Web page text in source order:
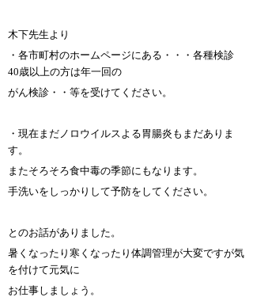
木下先生より
・各市町村のホームページにある・・・各種検診
40歳以上の方は年一回の
がん検診・・等を受けてください。
・現在まだノロウイルスよる胃腸炎もまだありま
す。
またそろそろ食中毒の季節にもなります。
手洗いをしっかりして予防をしてください。
とのお話がありました。
暑くなったり寒くなったり体調管理が大変ですが気
を付けて元気に
お仕事しましょう。